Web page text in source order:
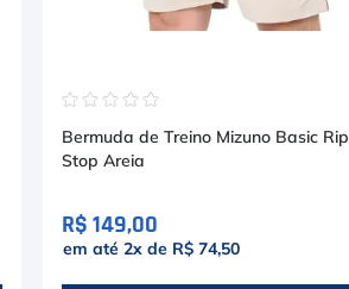
☆☆☆☆☆
Bermuda de Treino Mizuno Basic Rip
Stop Areia
R$ 149,00
em até 2x de R$ 74,50